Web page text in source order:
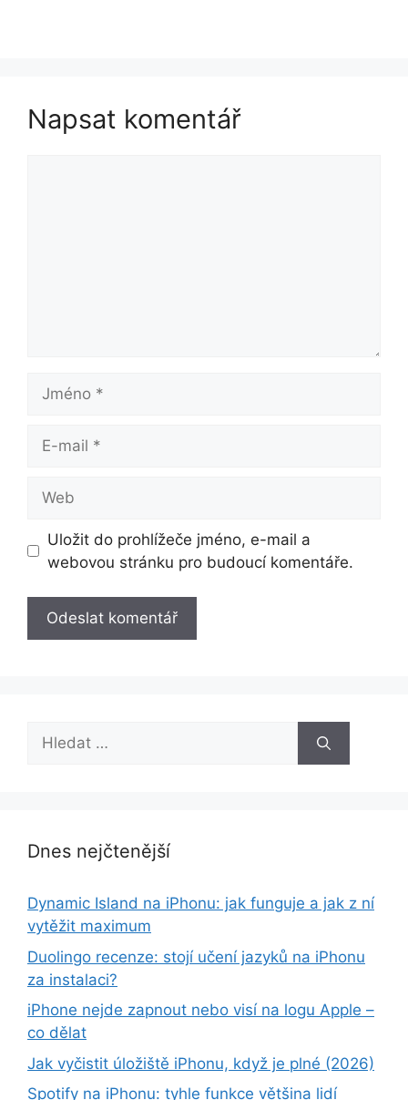
Napsat komentář
Jméno
mail
Uložit do prohlížeče jméno, e-mail a
webovou stránku pro budoucí komentáře.
Hledat:
Dnes nejčtenější
Dynamic Island na iPhonu: jak funguje a jak z ní
vytěžit maximum
Duolingo recenze: stojí učení jazyků na iPhonu
za instalaci?
iPhone nejde zapnout nebo visí na logu Apple –
co dělat
Jak vyčistit úložiště iPhonu, když je plné (2026)
Spotify na iPhonu: tyhle funkce většina lidí